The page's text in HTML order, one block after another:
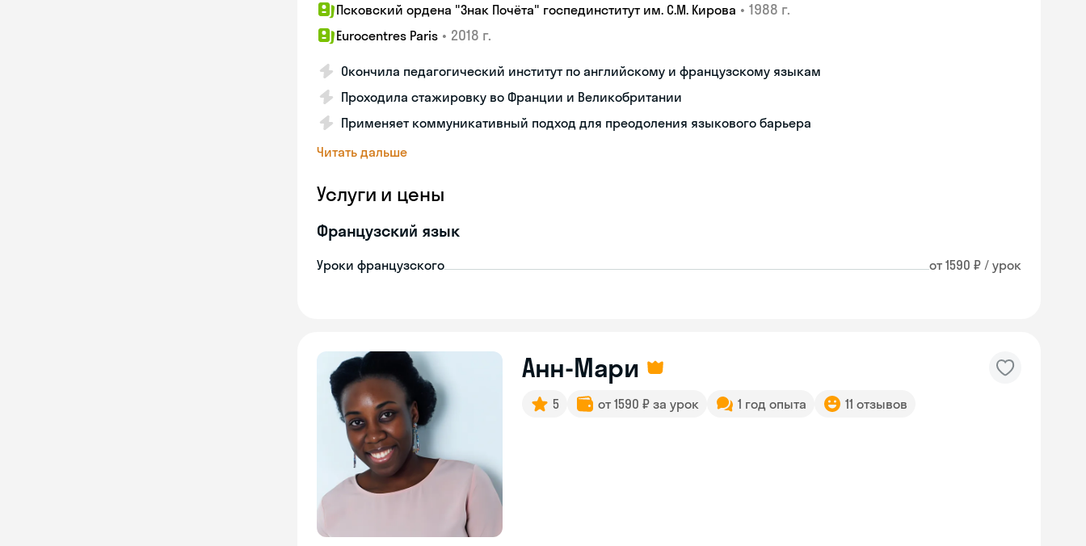
Псковский ордена "Знак Почёта" госпединститут им. С.М. Кирова • 1988 г.
Eurocentres Paris • 2018 г.
Окончила педагогический институт по английскому и французскому языкам
Проходила стажировку во Франции и Великобритании
Применяет коммуникативный подход для преодоления языкового барьера
Читать дальше
Услуги и цены
Французский язык
Уроки французского от 1590 ₽ / урок
Анн-Мари
5 от 1590 ₽ за урок 1 год опыта 11 отзывов